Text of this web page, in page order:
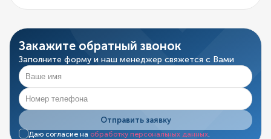
Закажите обратный звонок
Заполните форму и наш менеджер свяжется с Вами
Отправить заявку
Даю согласие на обработку персональных данных